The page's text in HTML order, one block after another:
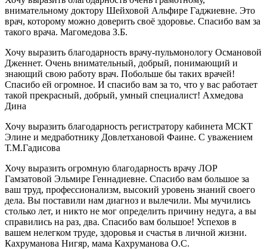
внимательному доктору Шейховой Альфире Гаджиевне. Это
врач, которому можно доверить своё здоровье. Спасибо вам за
такого врача. Магомедова З.Б.
Хочу выразить благодарность врачу-пульмонологу Османовой
Дженнет. Очень внимательный, добрый, понимающий и
знающий свою работу врач. Побольше бы таких врачей!
Спасибо ей огромное. И спасибо вам за то, что у вас работает
такой прекрасный, добрый, умный специалист! Ахмедова
Дина
Хочу выразить благодарность регистратору кабинета МСКТ
Элине и медработнику Довлетхановой Фаине. С уважением
Т.М.Гадисова
Хочу выразить огромную благодарность врачу ЛОР
Гамзатовой Эльмире Геннадиевне. Спасибо вам большое за
ваш труд, профессионализм, высокий уровень знаний своего
дела. Вы поставили нам диагноз и вылечили. Мы мучились
столько лет, и никто не мог определить причину недуга, а вы
справились на раз, два. Спасибо вам большое! Успехов в
вашем нелегком труде, здоровья и счастья в личной жизни.
Кахруманова Нигяр, мама Кахруманова О.С.